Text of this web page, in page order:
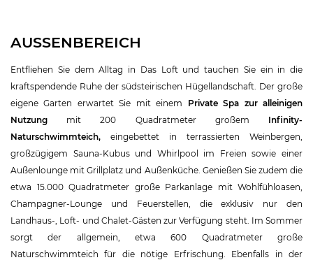
AUSSENBEREICH
Entfliehen Sie dem Alltag in Das Loft und tauchen Sie ein in die
kraftspendende Ruhe der südsteirischen Hügellandschaft. Der große
eigene Garten erwartet Sie mit einem Private Spa zur alleinigen
Nutzung mit 200 Quadratmeter großem Infinity-
Naturschwimmteich, eingebettet in terrassierten Weinbergen,
großzügigem Sauna-Kubus und Whirlpool im Freien sowie einer
Außenlounge mit Grillplatz und Außenküche. Genießen Sie zudem die
etwa 15.000 Quadratmeter große Parkanlage mit Wohlfühloasen,
Champagner-Lounge und Feuerstellen, die exklusiv nur den
Landhaus-, Loft- und Chalet-Gästen zur Verfügung steht. Im Sommer
sorgt der allgemein, etwa 600 Quadratmeter große
Naturschwimmteich für die nötige Erfrischung. Ebenfalls in der